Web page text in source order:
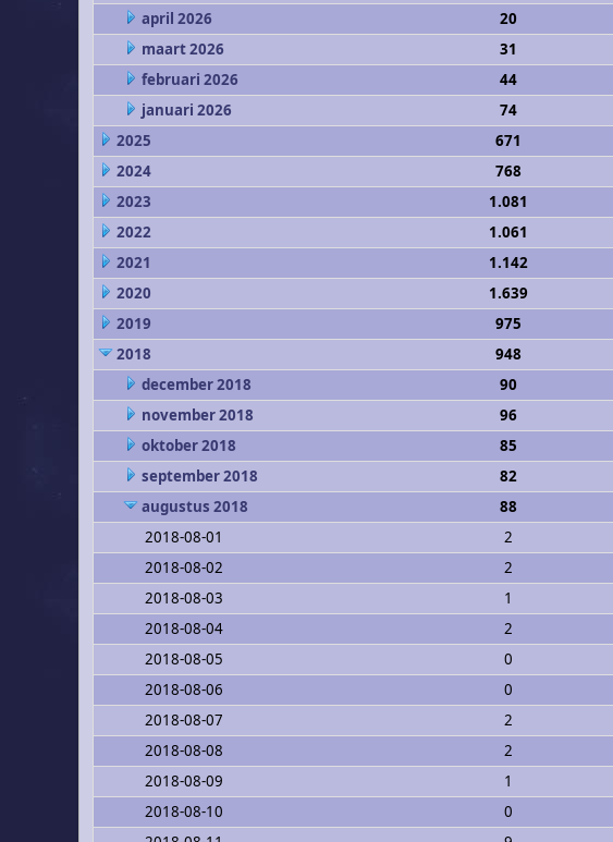
april 2026
20
maart 2026
31
februari 2026
44
januari 2026
74
2025
671
2024
768
2023
1.081
2022
1.061
2021
1.142
2020
1.639
2019
975
2018
948
december 2018
90
november 2018
96
oktober 2018
85
september 2018
82
augustus 2018
88
2018-08-01
2
2018-08-02
2
2018-08-03
1
2018-08-04
2
2018-08-05
0
2018-08-06
0
2018-08-07
2
2018-08-08
2
2018-08-09
1
2018-08-10
0